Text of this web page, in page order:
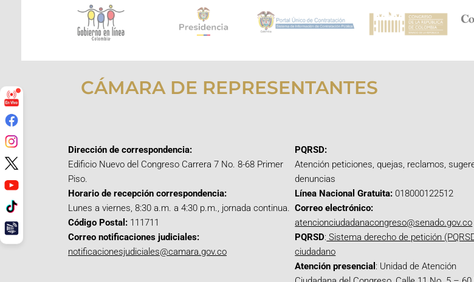
CÁMARA DE REPRESENTANTES
Dirección de correspondencia:
Edificio Nuevo del Congreso Carrera 7 No. 8-68 Primer
Piso.
Horario de recepción correspondencia:
Lunes a viernes, 8:30 a.m. a 4:30 p.m., jornada continua.
Código Postal: 111711
Correo notificaciones judiciales:
notificacionesjudiciales@camara.gov.co
PQRSD:
Atención peticiones, quejas, reclamos,
denuncias
Línea Nacional Gratuita: 018000122512
Correo electrónico:
atencionciudadanacongreso@senado.gov.co
PQRSD: Sistema derecho de petición
ciudadano
Atención presencial : Unidad de Atención